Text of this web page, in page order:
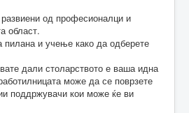
од професионалци и
област.
пилана и учење како да одберете
дали столарството е ваша идна
може да се поврзете
поддржувачи кои може ќе ви